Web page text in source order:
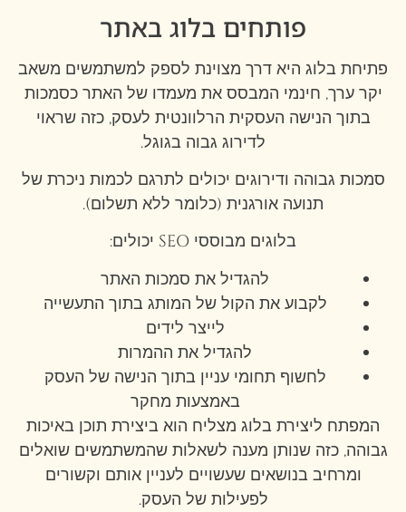
פותחים בלוג באתר
פתיחת בלוג היא דרך מצוינת לספק למשתמשים משאב
יקר ערך, חינמי המבסס את מעמדו של האתר כסמכות
בתוך הנישה העסקית הרלוונטית לעסק, כזה שראוי
לדירוג גבוה בגוגל.
סמכות גבוהה ודירוגים יכולים לתרגם לכמות ניכרת של
תנועה אורגנית (כלומר ללא תשלום).
בלוגים מבוססי SEO יכולים:
להגדיל את סמכות האתר
לקבוע את הקול של המותג בתוך התעשייה
לייצר לידים
להגדיל את ההמרות
לחשוף תחומי עניין בתוך הנישה של העסק
באמצעות מחקר
המפתח ליצירת בלוג מצליח הוא ביצירת תוכן באיכות
גבוהה, כזה שנותן מענה לשאלות שהמשתמשים שואלים
ומרחיב בנושאים שעשויים לעניין אותם וקשורים
לפעילות של העסק.